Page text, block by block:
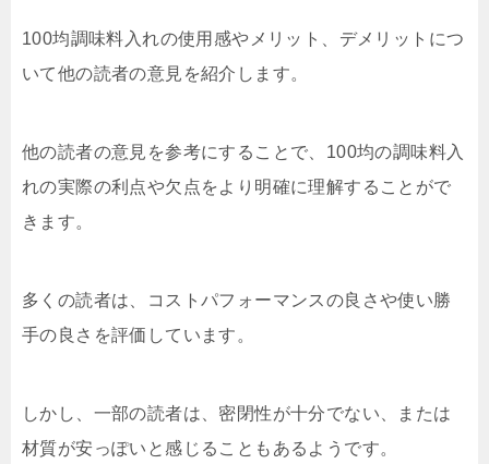
100均調味料入れの使用感やメリット、デメリットにつ
いて他の読者の意見を紹介します。
他の読者の意見を参考にすることで、100均の調味料入
れの実際の利点や欠点をより明確に理解することがで
きます。
多くの読者は、コストパフォーマンスの良さや使い勝
手の良さを評価しています。
しかし、一部の読者は、密閉性が十分でない、または
材質が安っぽいと感じることもあるようです。